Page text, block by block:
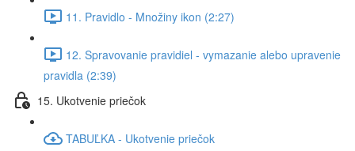
11. Pravidlo - Množiny ikon (2:27)
12. Spravovanie pravidiel - vymazanie alebo upravenie
pravidla (2:39)
15. Ukotvenie priečok
TABUĽKA - Ukotvenie priečok